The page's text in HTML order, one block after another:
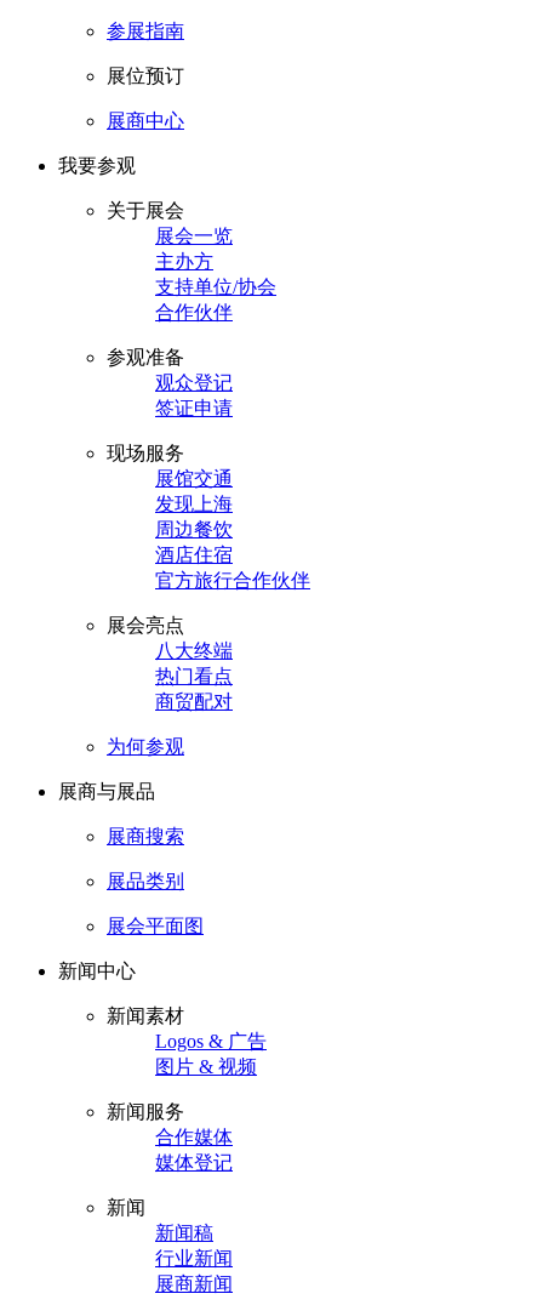
参展指南
展位预订
展商中心
我要参观
关于展会
展会一览
主办方
支持单位/协会
合作伙伴
参观准备
观众登记
签证申请
现场服务
展馆交通
发现上海
周边餐饮
酒店住宿
官方旅行合作伙伴
展会亮点
八大终端
热门看点
商贸配对
为何参观
展商与展品
展商搜索
展品类别
展会平面图
新闻中心
新闻素材
Logos & 广告
图片 & 视频
新闻服务
合作媒体
媒体登记
新闻
新闻稿
行业新闻
展商新闻